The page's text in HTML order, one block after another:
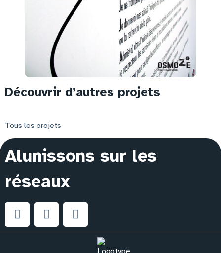
Découvrir d’autres projets
Tous les projets
Alunissons sur les
réseaux